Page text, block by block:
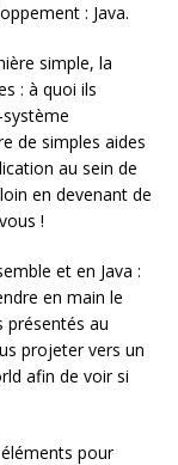
: Java.
simple, la
: à quoi ils
de simples aides
au sein de
en devenant de
!
et en Java :
en main le
présentés au
projeter vers un
afin de voir si
pour